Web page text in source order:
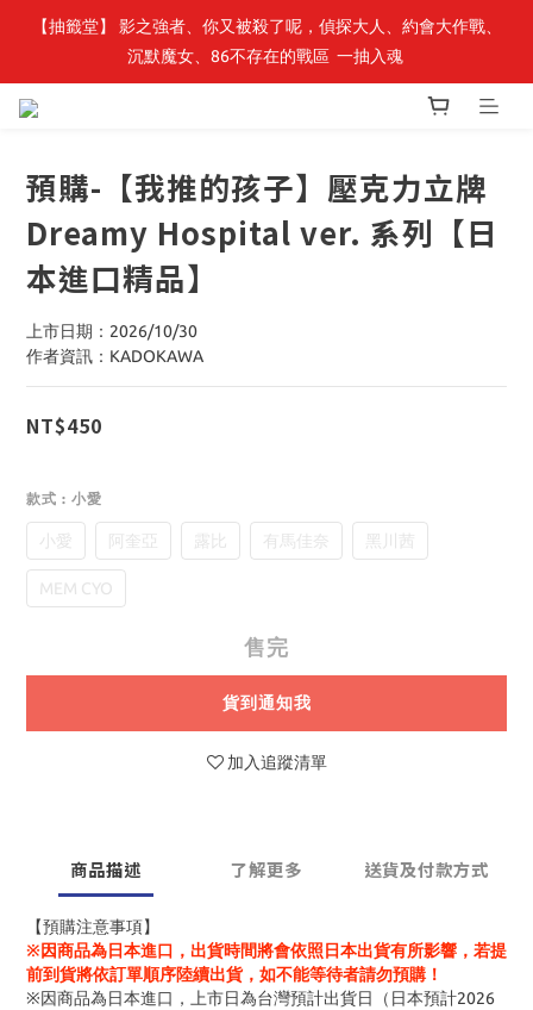
【轉生史萊姆】系列書展🌟系列小說 79 折，滿$389送「完節紀念
明信片組」
【抽籤堂】 影之強者、你又被殺了呢，偵探大人、約會大作戰、
沉默魔女、86不存在的戰區  一抽入魂
【轉生史萊姆】系列書展🌟系列小說 79 折，滿$389送「完節紀念
預購-【我推的孩子】壓克力立牌
Dreamy Hospital ver. 系列【日
本進口精品】
上市日期：2026/10/30
作者資訊：KADOKAWA
NT$450
款式 : 小愛
小愛 阿奎亞 露比 有馬佳奈 黑川茜
MEM CYO
售完
貨到通知我
加入追蹤清單
商品描述 了解更多 送貨及付款方式
【預購注意事項】
※因商品為日本進口，出貨時間將會依照日本出貨有所影響，若提
前到貨將依訂單順序陸續出貨，如不能等待者請勿預購！
※因商品為日本進口，上市日為台灣預計出貨日（日本預計2026